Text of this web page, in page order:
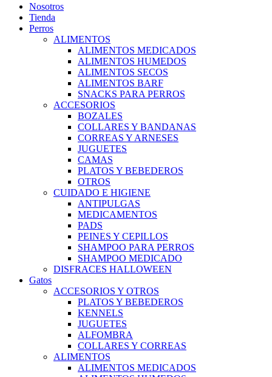
Nosotros
Tienda
Perros
ALIMENTOS
ALIMENTOS MEDICADOS
ALIMENTOS HUMEDOS
ALIMENTOS SECOS
ALIMENTOS BARF
SNACKS PARA PERROS
ACCESORIOS
BOZALES
COLLARES Y BANDANAS
CORREAS Y ARNESES
JUGUETES
CAMAS
PLATOS Y BEBEDEROS
OTROS
CUIDADO E HIGIENE
ANTIPULGAS
MEDICAMENTOS
PADS
PEINES Y CEPILLOS
SHAMPOO PARA PERROS
SHAMPOO MEDICADO
DISFRACES HALLOWEEN
Gatos
ACCESORIOS Y OTROS
PLATOS Y BEBEDEROS
KENNELS
JUGUETES
ALFOMBRA
COLLARES Y CORREAS
ALIMENTOS
ALIMENTOS MEDICADOS